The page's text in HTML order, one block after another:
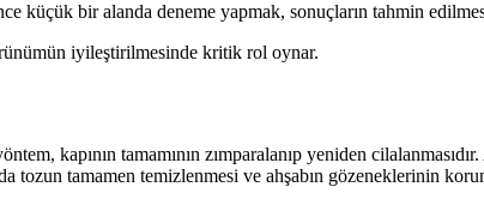
küçük bir alanda deneme yapmak, sonuçların tahmin
iyileştirilmesinde kritik rol oynar.
kapının tamamının zımparalanıp yeniden
tamamen temizlenmesi ve ahşabın gözeneklerinin